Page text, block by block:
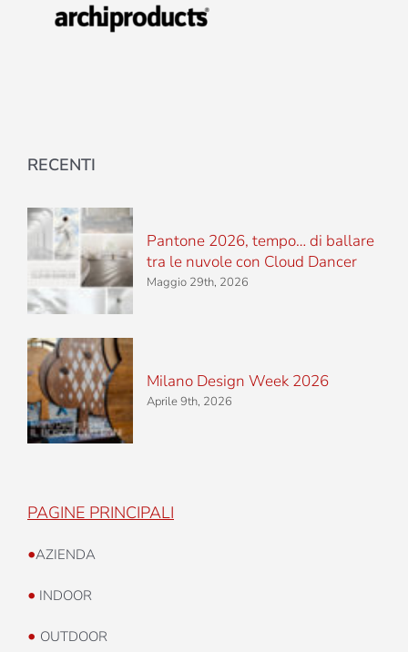
RECENTI
Pantone 2026, tempo… di ballare
tra le nuvole con Cloud Dancer
Maggio 29th, 2026
Milano Design Week 2026
Aprile 9th, 2026
PAGINE PRINCIPALI
•AZIENDA
• INDOOR
• OUTDOOR